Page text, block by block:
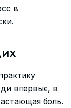
в
впервые, в
боль.